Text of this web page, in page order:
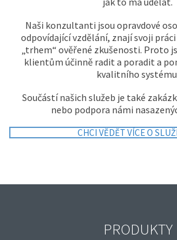
Naši konzultanti jsou opravdové
odpovídající vzdělání, znají svoji
„trhem“ ověřené zkušenosti. Proto
klientům účinně radit a poradit a
kvalitního
Součástí našich služeb je také
nebo podpora námi
CHCI VĚDĚT VÍCE O
PRODUKTY